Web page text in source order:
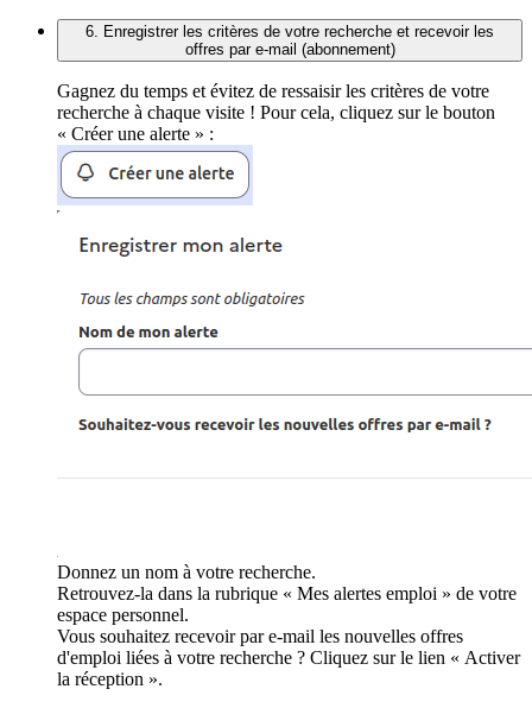
6. Enregistrer les critères de votre recherche et recevoir les
offres par e-mail (abonnement)
Gagnez du temps et évitez de ressaisir les critères de votre
recherche à chaque visite ! Pour cela, cliquez sur le bouton
« Créer une alerte » :
Donnez un nom à votre recherche.
Retrouvez-la dans la rubrique « Mes alertes emploi » de votre
espace personnel.
Vous souhaitez recevoir par e-mail les nouvelles offres
d'emploi liées à votre recherche ? Cliquez sur le lien « Activer
la réception ».